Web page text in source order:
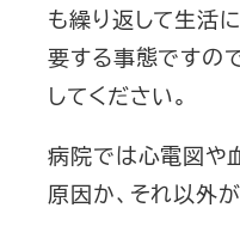
も繰り返して生活
要する事態ですの
してください。
病院では心電図や
原因か、それ以外